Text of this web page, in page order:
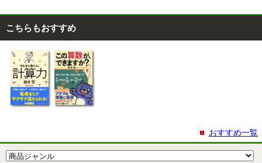
こちらもおすすめ
おすすめ一覧